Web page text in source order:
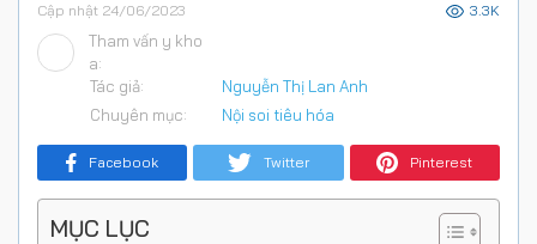
Cập nhật 24/06/2023 3.3K
Tham vấn y kho
a:
Tác giả:
Nguyễn Thị Lan Anh
Chuyên mục:
Nội soi tiêu hóa
Facebook Twitter Pinterest
MỤC LỤC